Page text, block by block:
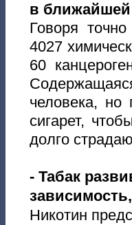
в ближайшей
Говоря
4027
60
человека, но
сигарет,
долго
- Табак
Никотин